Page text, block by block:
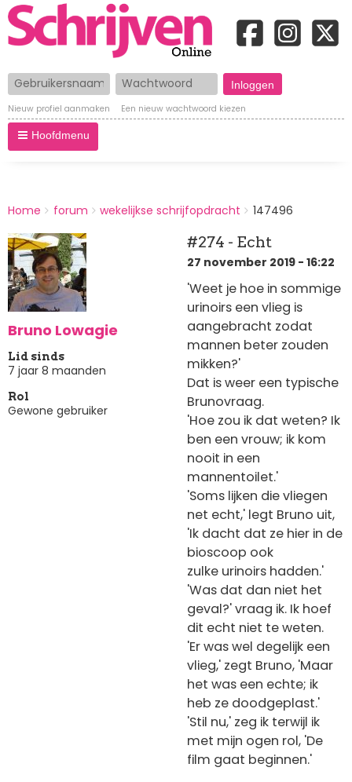
Gebruikersnaam Wachtwoord
Nieuw profiel aanmaken Een nieuw wachtwoord kiezen
Hoofdmenu
BREADCRUMBS
You
here:
Home forum wekelijkse schrijfopdracht 147496
Bruno Lowagie
Lid sinds
7 jaar 8 maanden
Rol
Gewone gebruiker
#274 - Echt
27 november 2019 - 16:22
'Weet je hoe in sommige
urinoirs een vlieg is
aangebracht zodat
mannen beter zouden
mikken?'
Dat is weer een typische
Brunovraag.
'Hoe zou ik dat weten? Ik
ben een vrouw; ik kom
nooit in een
mannentoilet.'
'Soms lijken die vliegen
net echt,' legt Bruno uit,
'Ik dacht dat ze hier in de
bioscoop ook
zulke urinoirs hadden.'
'Was dat dan niet het
geval?' vraag ik. Ik hoef
dit echt niet te weten.
'Er was wel degelijk een
vlieg,' zegt Bruno, 'Maar
het was een echte; ik
heb ze doodgeplast.'
'Stil nu,' zeg ik terwijl ik
met mijn ogen rol, 'De
film gaat beginnen.'